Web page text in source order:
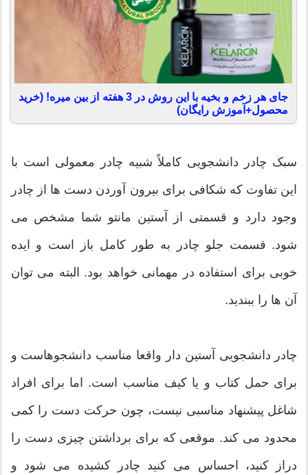
جای هر زخم و بخیه با این روش در 3 هفته از بین میره! (خرید
محصول+آموزش رایگان)
سبک چادر دانشجویی کاملاً شبیه چادر معمولی است با
این تفاوت که شکافی برای بیرون آوردن دست ها از چادر
وجود دارد و قسمتی از آستین مانتو شما مشخص می
شود. قسمت جلو چادر به طور کامل باز است و ایده
خوبی برای استفاده در مهمانی خواهد بود. البته می توان
آن ها را ببندید.
چادر دانشجویی آستین دار واقعا مناسب دانشجو‌هاست و
برای حمل کتاب و یا کیف مناسب است. اما برای افراد
شاغل پیشنهاد مناسبی نیست، چون حرکت دست را کمی
محدود می کند. موقعی که برای برداشتن چیزی دست را
دراز کنید، احساس می کنید چادر کشیده می شود و